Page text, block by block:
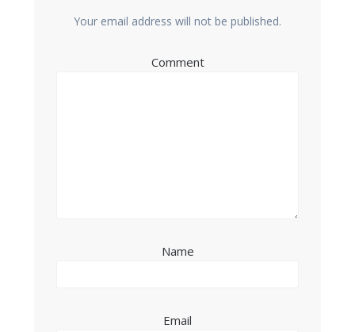
Your email address will not be published.
Comment
Name
Email